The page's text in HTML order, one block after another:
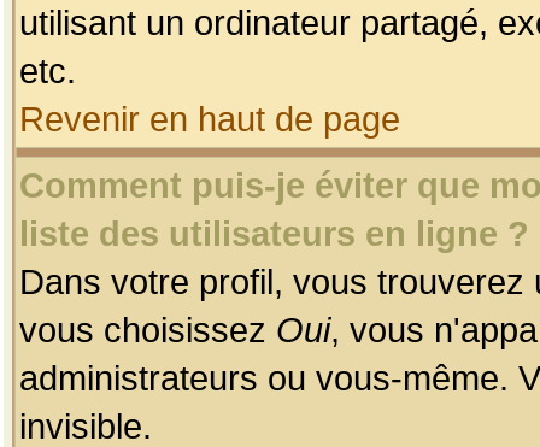
utilisant un ordinateur partagé,
etc.
Revenir en haut de page
Comment puis-je éviter que
liste des utilisateurs en ligne ?
Dans votre profil, vous
vous choisissez Oui, vous
administrateurs ou vous-même.
invisible.